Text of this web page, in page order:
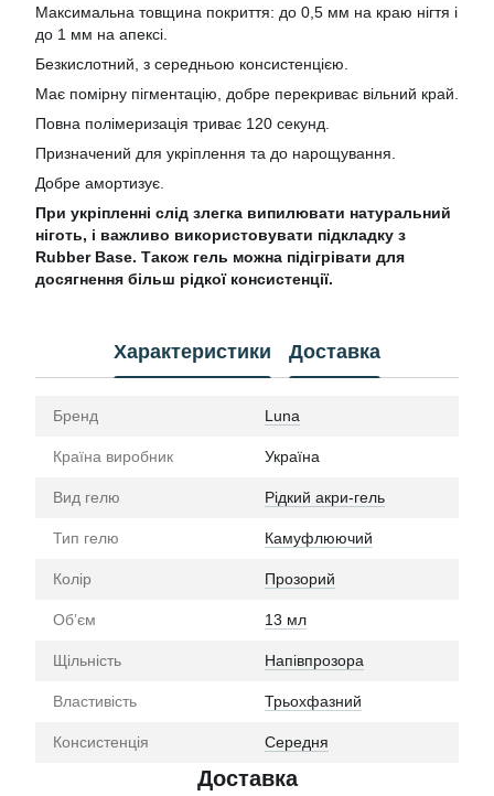
Максимальна товщина покриття: до 0,5 мм на краю нігтя і
до 1 мм на апексі.
Безкислотний, з середньою консистенцією.
Має помірну пігментацію, добре перекриває вільний край.
Повна полімеризація триває 120 секунд.
Призначений для укріплення та до нарощування.
Добре амортизує.
При укріпленні слід злегка випилювати натуральний
ніготь, і важливо використовувати підкладку з
Rubber Base. Також гель можна підігрівати для
досягнення більш рідкої консистенції.
Характеристики Доставка
Бренд Luna
Країна виробник Україна
Вид гелю Рідкий акри-гель
Тип гелю Камуфлюючий
Колір Прозорий
Обʼєм 13 мл
Щільність Напівпрозора
Властивість Трьохфазний
Консистенція Середня
Доставка